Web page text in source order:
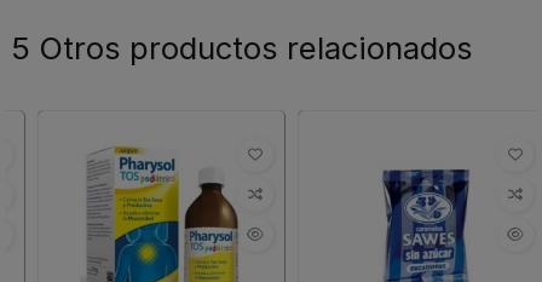
5 Otros productos relacionados